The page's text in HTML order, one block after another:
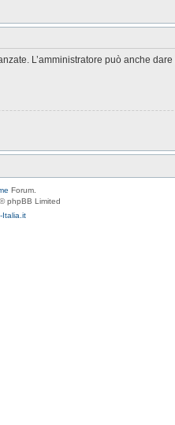
L’amministratore può anche
Forum.
phpBB Limited
Italia.it